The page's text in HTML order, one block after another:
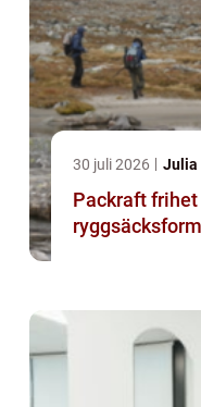
30 juli 2026 Julia
Packraft frihet på vattnet i